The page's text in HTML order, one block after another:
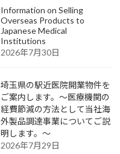
Information on Selling
Overseas Products to
Japanese Medical
Institutions
2026年7月30日
埼玉県の駅近医院開業物件を
ご案内します。～医療機関の
経費節減の方法として当社海
外製品調達事業についてご説
明します。～
2026年7月29日